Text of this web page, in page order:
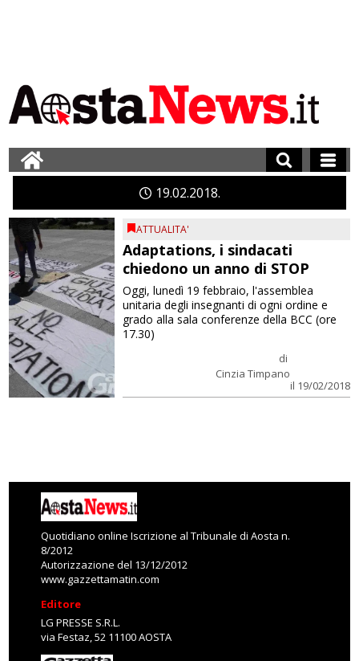
1902 2018
ATTUALITA'
Adaptations, i sindacati
chiedono un anno di STOP
di
Cinzia Timpano
il 19/02/2018
Oggi, lunedì 19 febbraio, l'assemblea
unitaria degli insegnanti di ogni ordine e
grado alla sala conferenze della BCC (ore
17.30)
Quotidiano online Iscrizione al Tribunale di Aosta n.
8/2012
Autorizzazione del 13/12/2012
www.gazzettamatin.com
Editore
LG PRESSE S.R.L.
via Festaz, 52 11100 AOSTA